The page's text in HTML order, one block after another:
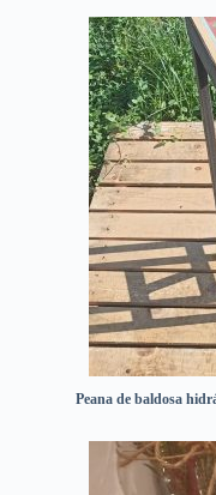
Peana de baldosa